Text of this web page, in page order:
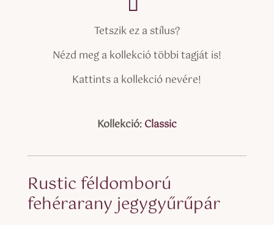
Tetszik ez a stílus?
Nézd meg a kollekció többi tagját is!
Kattints a kollekció nevére!
Kollekció:Classic
Rustic féldomború
fehérarany jegygyűrűpár